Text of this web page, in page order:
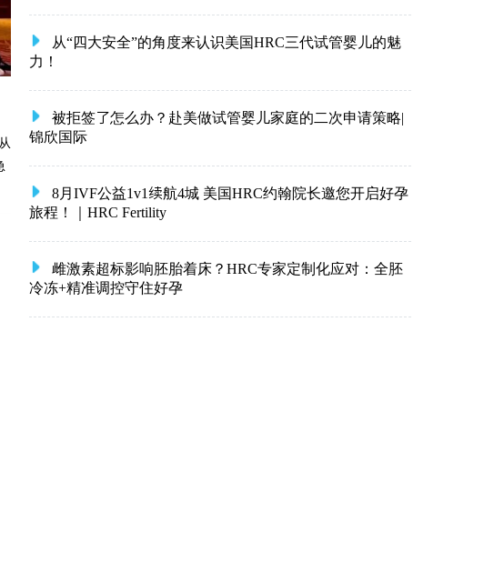
从“四大安全”的角度来认识美国HRC三代试管婴儿的魅
力！
被拒签了怎么办？赴美做试管婴儿家庭的二次申请策略|
锦欣国际
8月IVF公益1v1续航4城 美国HRC约翰院长邀您开启好孕
旅程！｜HRC Fertility
雌激素超标影响胚胎着床？HRC专家定制化应对：全胚
冷冻+精准调控守住好孕